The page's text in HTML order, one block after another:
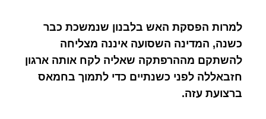
למרות הפסקת האש בלבנון שנמשכת כבר
כשנה, המדינה השסועה איננה מצליחה
להשתקם מההרפתקה שאליה לקח אותה ארגון
חזבאללה לפני כשנתיים כדי לתמוך בחמאס
ברצועת עזה.